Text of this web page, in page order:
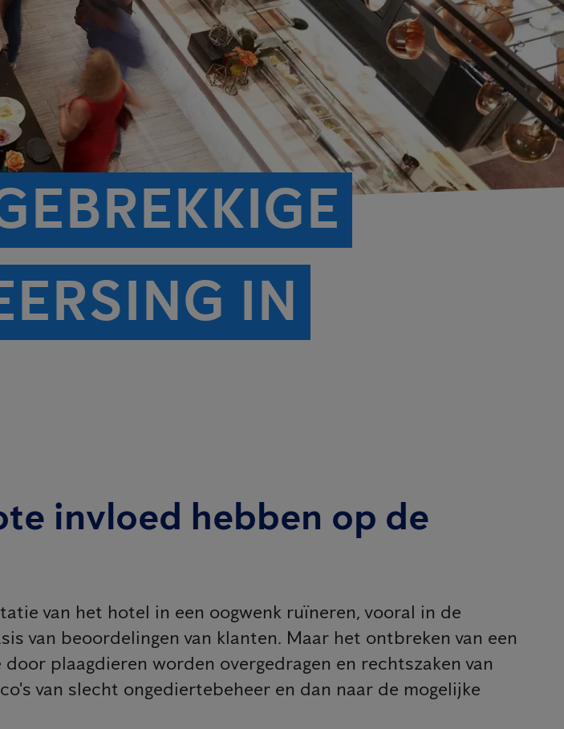
IN
invloed hebben op de
van het hotel in een oogwenk ruïneren, vooral in de
van beoordelingen van klanten. Maar het ontbreken van een
plaagdieren worden overgedragen en rechtszaken van
van slecht ongediertebeheer en dan naar de mogelijke